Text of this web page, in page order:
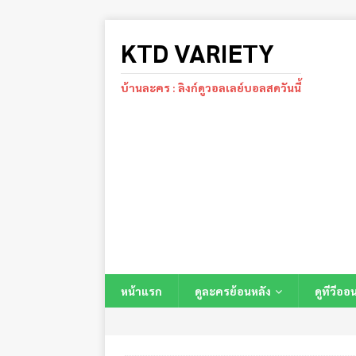
KTD VARIETY
บ้านละคร : ลิงก์ดูวอลเลย์บอลสดวันนี้
หน้าแรก ดูละครย้อนหลัง ดูทีวีออ